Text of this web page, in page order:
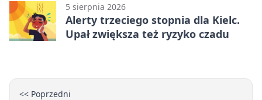
5 sierpnia 2026
Alerty trzeciego stopnia dla Kielc.
Upał zwiększa też ryzyko czadu
<< Poprzedni